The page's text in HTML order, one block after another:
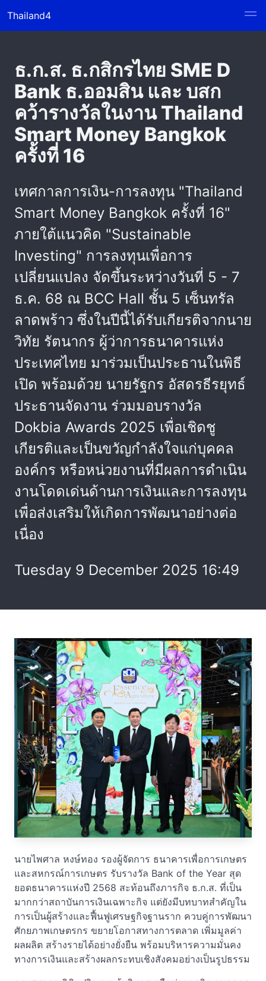
Thailand4
ธ.ก.ส. ธ.กสิกรไทย SME D
Bank ธ.ออมสิน และ บสก
คว้ารางวัลในงาน Thailand
Smart Money Bangkok
ครั้งที่ 16
เทศกาลการเงิน-การลงทุน "Thailand
Smart Money Bangkok ครั้งที่ 16"
ภายใต้แนวคิด "Sustainable
Investing" การลงทุนเพื่อการ
เปลี่ยนแปลง จัดขึ้นระหว่างวันที่ 5 - 7
ธ.ค. 68 ณ BCC Hall ชั้น 5 เซ็นทรัล
ลาดพร้าว ซึ่งในปีนี้ได้รับเกียรติจากนาย
วิทัย รัตนากร ผู้ว่าการธนาคารแห่ง
ประเทศไทย มาร่วมเป็นประธานในพิธี
เปิด พร้อมด้วย นายรัฐกร อัสดรธีรยุทธ์
ประธานจัดงาน ร่วมมอบรางวัล
Dokbia Awards 2025 เพื่อเชิดชู
เกียรติและเป็นขวัญกำลังใจแก่บุคคล
องค์กร หรือหน่วยงานที่มีผลการดำเนิน
งานโดดเด่นด้านการเงินและการลงทุน
เพื่อส่งเสริมให้เกิดการพัฒนาอย่างต่อ
เนื่อง
Tuesday 9 December 2025 16:49
นายไพศาล หงษ์ทอง รองผู้จัดการ ธนาคารเพื่อการเกษตร
และสหกรณ์การเกษตร รับรางวัล Bank of the Year สุด
ยอดธนาคารแห่งปี 2568 สะท้อนถึงภารกิจ ธ.ก.ส. ที่เป็น
มากกว่าสถาบันการเงินเฉพาะกิจ แต่ยังมีบทบาทสำคัญใน
การเป็นผู้สร้างและฟื้นฟูเศรษฐกิจฐานราก ควบคู่การพัฒนา
ศักยภาพเกษตรกร ขยายโอกาสทางการตลาด เพิ่มมูลค่า
ผลผลิต สร้างรายได้อย่างยั่งยืน พร้อมบริหารความมั่นคง
ทางการเงินและสร้างผลกระทบเชิงสังคมอย่างเป็นรูปธรรม